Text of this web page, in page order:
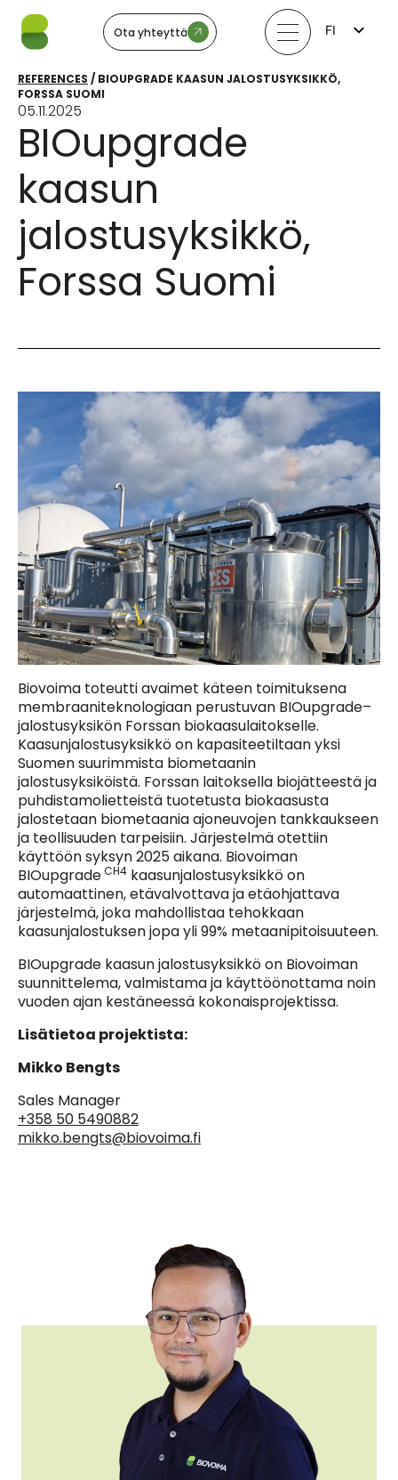
Ota yhteyttä
FI
LT
REFERENCES / BIOUPGRADE KAASUN JALOSTUSYKSIKKÖ,
FORSSA SUOMI
05.11.2025
BIOupgrade
kaasun
jalostusyksikkö,
Forssa Suomi
Biovoima toteutti avaimet käteen toimituksena
membraaniteknologiaan perustuvan BIOupgrade–
jalostusyksikön Forssan biokaasulaitokselle.
Kaasunjalostusyksikkö on kapasiteetiltaan yksi
Suomen suurimmista biometaanin
jalostusyksiköistä. Forssan laitoksella biojätteestä ja
puhdistamolietteistä tuotetusta biokaasusta
jalostetaan biometaania ajoneuvojen tankkaukseen
ja teollisuuden tarpeisiin. Järjestelmä otettiin
käyttöön syksyn 2025 aikana. Biovoiman
BIOupgradeCH4 kaasunjalostusyksikkö on
automaattinen, etävalvottava ja etäohjattava
järjestelmä, joka mahdollistaa tehokkaan
kaasunjalostuksen jopa yli 99% metaanipitoisuuteen.
BIOupgrade kaasun jalostusyksikkö on Biovoiman
suunnittelema, valmistama ja käyttöönottama noin
vuoden ajan kestäneessä kokonaisprojektissa.
Lisätietoa projektista:
Mikko Bengts
Sales Manager
+358 50 5490882
mikko.bengts@biovoima.fi